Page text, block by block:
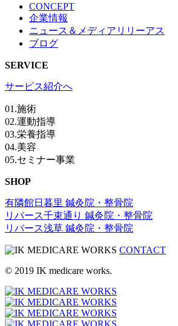
CONCEPT
企業情報
ニュース＆メディアリリーアス
ブログ
SERVICE
サービス紹介へ
01.施術
02.運動指導
03.栄養指導
04.美容
05.セミナー事業
SHOP
有隣館日暮里 鍼灸院・整骨院
リバース千束通り 鍼灸院・整骨院
リバース浅草 鍼灸院・整骨院
CONTACT
© 2019 IK medicare works.